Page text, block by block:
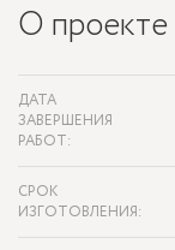
О проекте
ДАТА
ЗАВЕРШЕНИЯ
РАБОТ:
СРОК
ИЗГОТОВЛЕНИЯ: